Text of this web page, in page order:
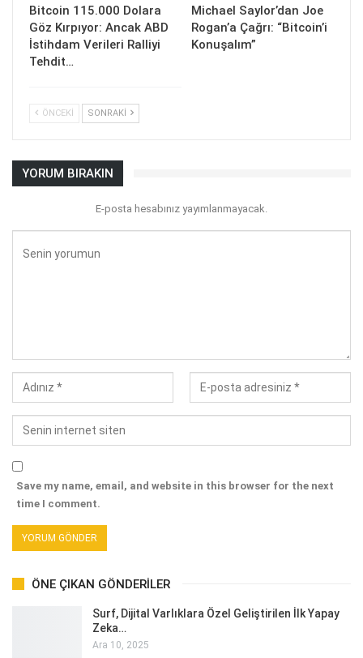
Bitcoin 115.000 Dolara
Göz Kırpıyor: Ancak ABD
İstihdam Verileri Ralliyi
Tehdit…
Michael Saylor’dan Joe
Rogan’a Çağrı: “Bitcoin’i
Konuşalım”
ÖNCEKI SONRAKI
YORUM BIRAKIN
E-posta hesabınız yayımlanmayacak.
Save my name, email, and website in this browser for the next
time I comment.
ÖNE ÇIKAN GÖNDERILER
Surf, Dijital Varlıklara Özel Geliştirilen İlk Yapay
Zeka…
Ara 10, 2025